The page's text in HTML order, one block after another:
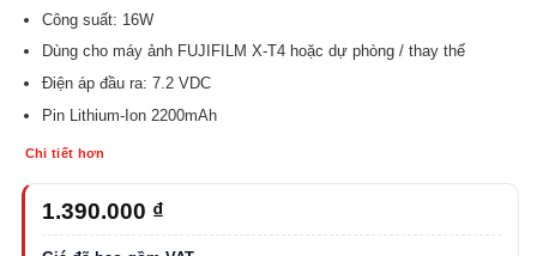
Công suất: 16W
Dùng cho máy ảnh FUJIFILM X-T4 hoặc dự phòng / thay thế
Điện áp đầu ra: 7.2 VDC
Pin Lithium-Ion 2200mAh
Chi tiết hơn
1.390.000 ₫